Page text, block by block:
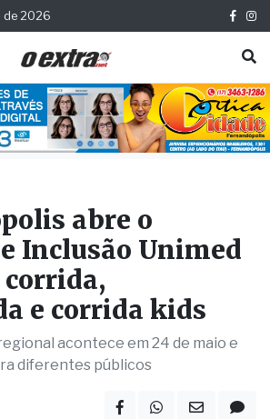
de 2026
abre o
Inclusão Unimed
corrida,
e corrida kids
acontece em 24 de maio e